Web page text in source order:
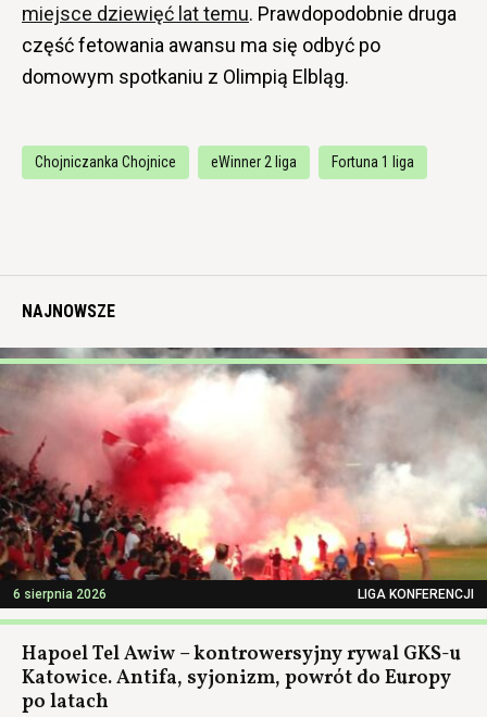
miejsce dziewięć lat temu. Prawdopodobnie druga
część fetowania awansu ma się odbyć po
domowym spotkaniu z Olimpią Elbląg.
Chojniczanka Chojnice eWinner 2 liga Fortuna 1 liga
NAJNOWSZE
6 sierpnia 2026 LIGA KONFERENCJI
Hapoel Tel Awiw – kontrowersyjny rywal GKS-u
Katowice. Antifa, syjonizm, powrót do Europy
po latach